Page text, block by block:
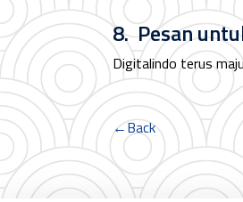
8. Pesan
Digitalindo terus
←Back